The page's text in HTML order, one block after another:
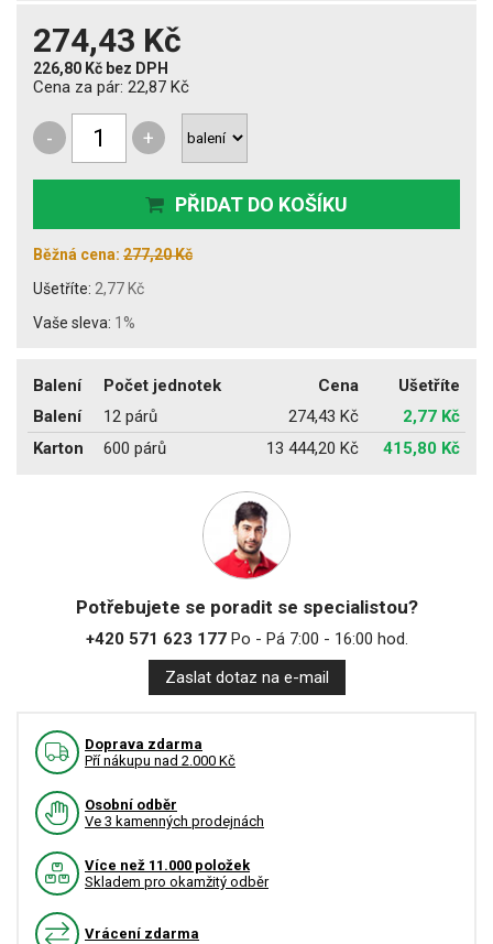
274,43 Kč
226,80 Kč bez DPH
Cena za pár: 22,87 Kč
- +
PŘIDAT DO KOŠÍKU
Běžná cena: 277,20 Kč
Ušetříte: 2,77 Kč
Vaše sleva: 1%
Balení Počet jednotek Cena
Ušetříte
Balení
12 párů 274,43 Kč
2,77 Kč
Karton
600 párů 13 444,20 Kč 415,80 Kč
Potřebujete se poradit se specialistou?
+420 571 623 177Po - Pá 7:00 - 16:00 hod.
Zaslat dotaz na e-mail
Doprava zdarma
Pří nákupu nad 2.000 Kč
Osobní odběr
Ve 3 kamenných prodejnách
Více než 11.000 položek
Skladem pro okamžitý odběr
Vrácení zdarma